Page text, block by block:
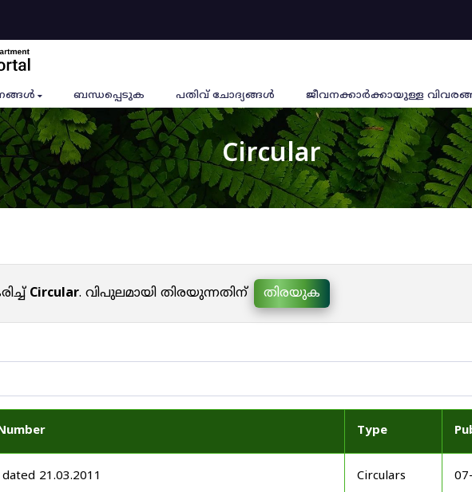
ബന്ധപ്പെടുക പതിവ് ചോദ്യങ്ങൾ ജീവനക്കാര്‍ക്കായുള്ള
Circular
Circular. വിപുലമായി തിരയുന്നതിന് തിരയുക
Type
21.03.2011 Circulars